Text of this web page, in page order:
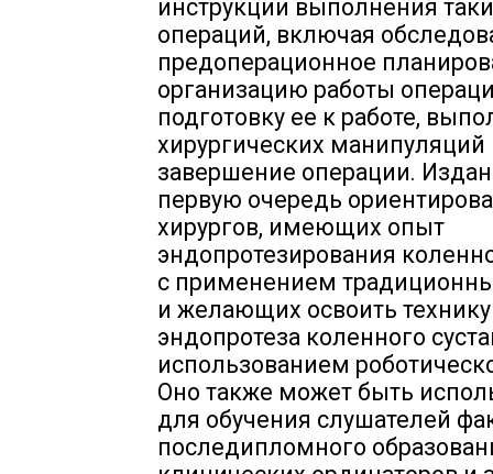
инструкции выполнения
операций, включая
предоперационное
организацию работы
подготовку ее к работе,
хирургических манипуляций
завершение операции.
первую очередь
хирургов, имеющих опыт
эндопротезирования
с применением
и желающих освоить технику
эндопротеза коленного
использованием
Оно также может быть
для обучения слушателей
последипломного